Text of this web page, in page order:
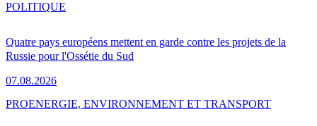
Quatre pays européens mettent en garde contre les projets de la
Russie pour l'Ossétie du Sud
07.08.2026
POLITIQUE
PROENERGIE, ENVIRONNEMENT ET TRANSPORT